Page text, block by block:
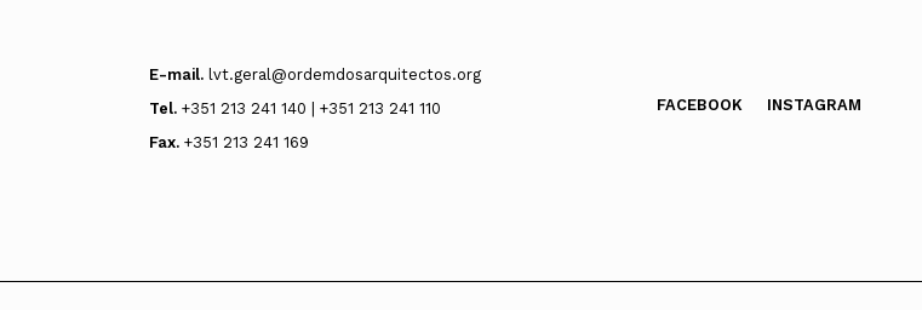
E-mail. lvt.geral@ordemdosarquitectos.org
Tel. +351 213 241 140 | +351 213 241 110
Fax. +351 213 241 169
FACEBOOK INSTAGRAM